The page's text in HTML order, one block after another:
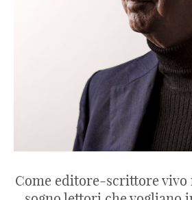
Come editore-scrittore vivo